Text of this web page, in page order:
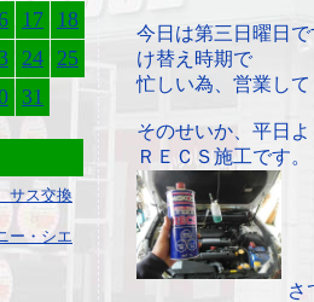
17 18
24 25
31
ス交換
・シエ
今日は第三日曜日
け替え時期で
忙しい為、営業し
そのせいか、平日
ＲＥＣＳ施工です。
さ